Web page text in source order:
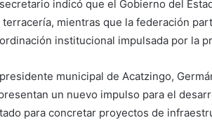
indicó que el Gobierno del
terracería, mientras que la federación
institucional impulsada por la
municipal de Acatzingo,
un nuevo impulso para el
para concretar proyectos de